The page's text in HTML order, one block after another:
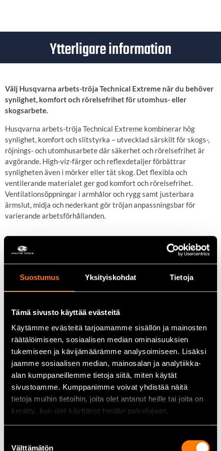
Suostumus Yksityiskohdat Tietoja
Tämä sivusto käyttää evästeitä
Käytämme evästeitä tarjoamamme sisällön ja mainosten
räätälöimiseen, sosiaalisen median ominaisuuksien
tukemiseen ja kävijämäärämme analysoimiseen. Lisäksi
jaamme sosiaalisen median, mainosalan ja analytiikka-
alan kumppaneillemme tietoja siitä, miten käytät
sivustoamme. Kumppanimme voivat yhdistää näitä
tietoja muihin tietoihin, joita olet antanut heille tai joita on
kerätty, kun olet käyttänyt heidän palvelujaan.
Välttämätön
Ytterligare information
Välj Husqvarna arbets-tröja Technical Extreme när du behöver
synlighet, komfort och rörelsefrihet för utomhus- eller
skogsarbete.
Husqvarna arbets-tröja Technical Extreme kombinerar hög
synlighet, komfort och slitstyrka – utvecklad särskilt för skogs-,
röjnings- och utomhusarbete där säkerhet och rörelsefrihet är
avgörande. High-viz-färger och reflexdetaljer förbättrar
synligheten även i mörker eller tät skog. Det flexibla och
ventilerande materialet ger god komfort och rörelsefrihet.
Ventilationsöppningar i armhålor och rygg samt justerbara
ärmslut, midja och nederkant gör tröjan anpassningsbar för
varierande arbetsförhållanden.
Viktiga egenskaper
mörker.
Flexibelt och ventilerande material:Bekväm att bära med
Ventilation:Öppningar i armhålor och rygg för effektiv
luftcirkulation.
Justerbar passform:Ärmslut, midja och nederkant kan
Ergonomisk design:Formade armbågar för bättre
rörelsefrihet.
Praktiska fickor:För vardagsprylar och verktyg.
Tekniska data
Storlek:XL
slitagezoner